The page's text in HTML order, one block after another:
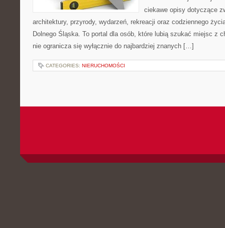
ciekawe opisy dotyczące
architektury, przyrody, wydarzeń, rekreacji oraz codziennego
Dolnego Śląska. To portal dla osób, które lubią szukać miejsc z
nie ogranicza się wyłącznie do najbardziej znanych […]
CATEGORIES: NIERUCHOMOŚCI